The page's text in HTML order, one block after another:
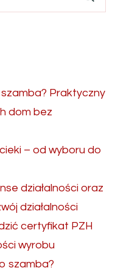
Praktyczny
dom bez
– od wyboru do
działalności oraz
działalności
certyfikat PZH
wyrobu
szamba?